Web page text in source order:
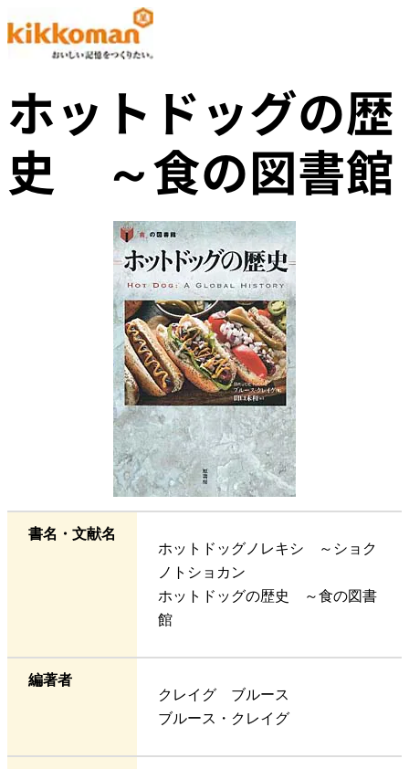
ホットドッグの歴
史 ～食の図書館
書名・文献名
ホットドッグノレキシ ～ショク
ノトショカン
ホットドッグの歴史 ～食の図書
館
編著者
クレイグ ブルース
ブルース・クレイグ